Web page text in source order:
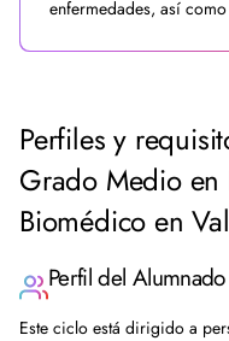
enfermedades, así
Perfiles y
Grado Medio
Biomédico en
Perfil del Alumnado
Este ciclo está dirigido a